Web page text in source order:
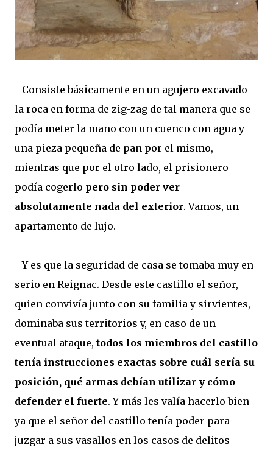
Consiste básicamente en un agujero excavado
la roca en forma de zig-zag de tal manera que se
podía meter la mano con un cuenco con agua y
una pieza pequeña de pan por el mismo,
mientras que por el otro lado, el prisionero
podía cogerlo pero sin poder ver
absolutamente nada del exterior. Vamos, un
apartamento de lujo.
Y es que la seguridad de casa se tomaba muy en
serio en Reignac. Desde este castillo el señor,
quien convivía junto con su familia y sirvientes,
dominaba sus territorios y, en caso de un
eventual ataque, todos los miembros del castillo
tenía instrucciones exactas sobre cuál sería su
posición, qué armas debían utilizar y cómo
defender el fuerte. Y más les valía hacerlo bien
ya que el señor del castillo tenía poder para
juzgar a sus vasallos en los casos de delitos